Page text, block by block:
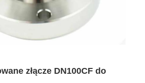
złącze DN100CF do